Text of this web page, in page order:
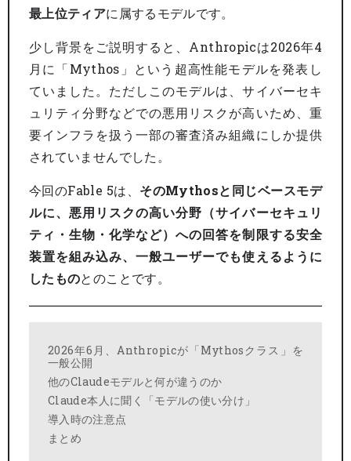
最上位ティアに属するモデルです。
少し背景をご説明すると、Anthropicは2026年4
月に「Mythos」という超高性能モデルを発表し
ていました。ただしこのモデルは、サイバーセキ
ュリティ分野などでの悪用リスクが高いため、重
要インフラを扱う一部の審査済み組織にしか提供
されていませんでした。
今回のFable 5は、 そのMythosと同じベースモデ
ルに、悪用リスクの高い分野（サイバーセキュリ
ティ・生物・化学など）への回答を制限する安全
装置を組み込み、一般ユーザーでも使えるように
したものとのことです。
2026年6月、Anthropicが「Mythosクラス」を
一般公開
他のClaudeモデルと何が違うのか
Claude本人に聞く「モデルの使い分け」
導入時の注意点
まとめ